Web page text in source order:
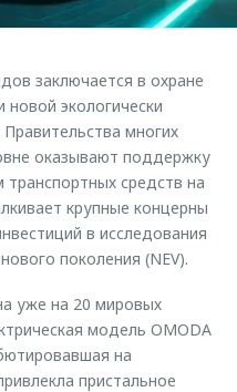
заключается в охране
экологически
многих
оказывают поддержку
средств на
крупные концерны
в исследования
поколения (NEV).
уже на 20 мировых
модель OMODA
на
пристальное